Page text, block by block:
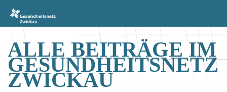
ALLE BEITRÄGE IM
GESUNDHEITSNETZ
ZWICKAU